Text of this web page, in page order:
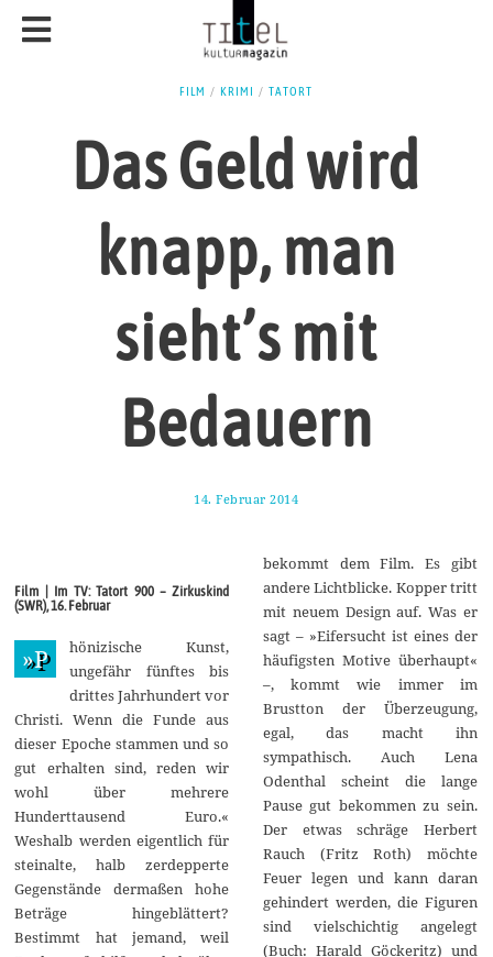
FILM / KRIMI / TATORT
Das Geld wird
knapp, man
sieht’s mit
Bedauern
14. Februar 2014
e
r
u
2
0
4
Film | Im TV: Tatort 900 – Zirkuskind
(SWR), 16. Februar
»P
hönizische Kunst,
ungefähr fünftes bis
drittes Jahrhundert vor
Christi. Wenn die Funde aus
dieser Epoche stammen und so
gut erhalten sind, reden wir
wohl über mehrere
Hunderttausend Euro.«
Weshalb werden eigentlich für
steinalte, halb zerdepperte
Gegenstände dermaßen hohe
Beträge hingeblättert?
Bestimmt hat jemand, weil
bekommt dem Film. Es gibt
andere Lichtblicke. Kopper tritt
mit neuem Design auf. Was er
sagt – »Eifersucht ist eines der
häufigsten Motive überhaupt«
–, kommt wie immer im
Brustton der Überzeugung,
egal, das macht ihn
sympathisch. Auch Lena
Odenthal scheint die lange
Pause gut bekommen zu sein.
Der etwas schräge Herbert
Rauch (Fritz Roth) möchte
Feuer legen und kann daran
gehindert werden, die Figuren
sind vielschichtig angelegt
(Buch: Harald Göckeritz) und